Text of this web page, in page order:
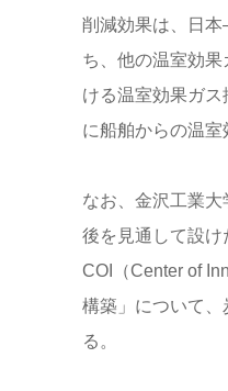
削減効果は、日
ち、他の温室効
ける温室効果ガ
に船舶からの温室
なお、金沢工業
後を見通して設
COI（Center of
構築」について
る。